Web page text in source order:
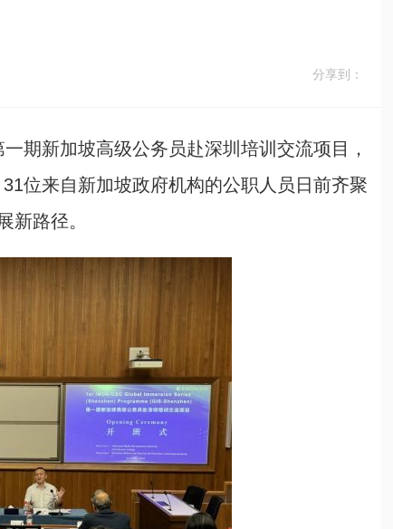
分享到：
新加坡高级公务员赴深圳培训交流项目，
位来自新加坡政府机构的公职人员日前齐聚
新路径。